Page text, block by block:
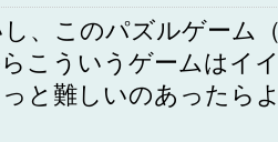
、このパズルゲーム
こういうゲームはイ
と難しいのあったら